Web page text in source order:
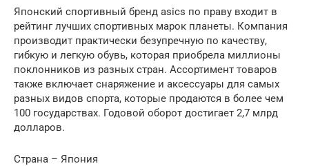
Японский спортивный бренд asics по праву входит в
рейтинг лучших спортивных марок планеты. Компания
производит практически безупречную по качеству,
гибкую и легкую обувь, которая приобрела миллионы
поклонников из разных стран. Ассортимент товаров
также включает снаряжение и аксессуары для самых
разных видов спорта, которые продаются в более чем
100 государствах. Годовой оборот достигает 2,7 млрд
долларов.
Страна – Япония